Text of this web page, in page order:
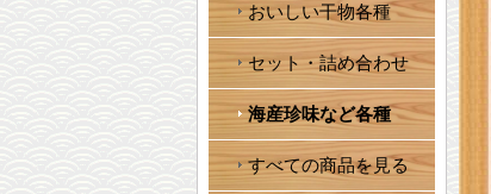
おいしい干物各種
セット・詰め合わせ
海産珍味など各種
すべての商品を見る